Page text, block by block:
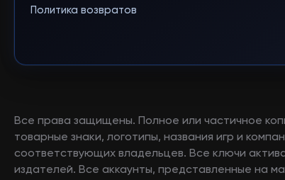
Политика возвратов
Все права защищены. Полное или частичное
товарные знаки, логотипы, названия игр и
соответствующих владельцев. Все ключи
издателей. Все аккаунты, представленные на